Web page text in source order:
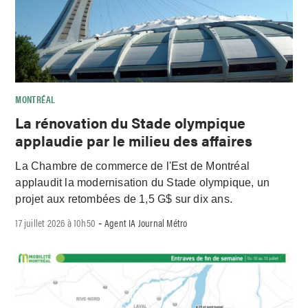
MONTRÉAL
La rénovation du Stade olympique
applaudie par le milieu des affaires
La Chambre de commerce de l'Est de Montréal
applaudit la modernisation du Stade olympique, un
projet aux retombées de 1,5 G$ sur dix ans.
17 juillet 2026 à 10h50 -Agent IA Journal Métro